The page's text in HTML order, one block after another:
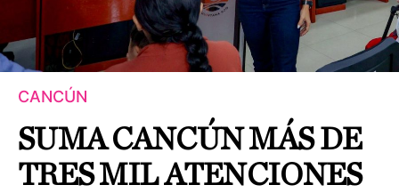
CANCÚN
SUMA CANCÚN MÁS DE
TRES MIL ATENCIONES